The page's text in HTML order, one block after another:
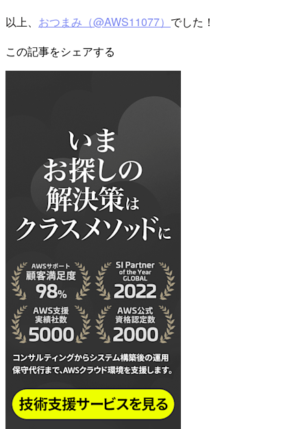
以上、 おつまみ（@AWS11077） でした！
この記事をシェアする